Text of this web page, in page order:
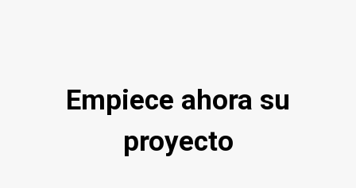
Empiece ahora su
proyecto